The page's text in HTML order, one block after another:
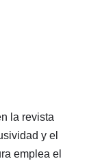
la revista
y el
emplea el